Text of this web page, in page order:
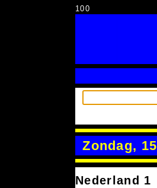
100
Zondag,
Nederland 1